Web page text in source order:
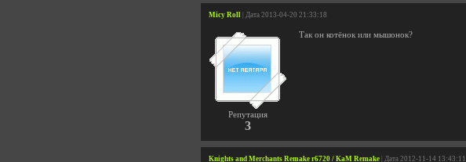
Micy Roll | Дата 2013-04-20 21:33:18
Репутация
3
Так он котёнок или мышонок?
Knights and Merchants Remake r6720 / KaM Remake | Дата 2012-11-14 13:43:11